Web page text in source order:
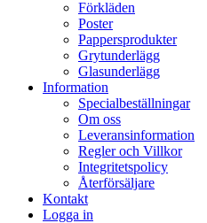
Förkläden
Poster
Pappersprodukter
Grytunderlägg
Glasunderlägg
Information
Specialbeställningar
Om oss
Leveransinformation
Regler och Villkor
Integritetspolicy
Återförsäljare
Kontakt
Logga in